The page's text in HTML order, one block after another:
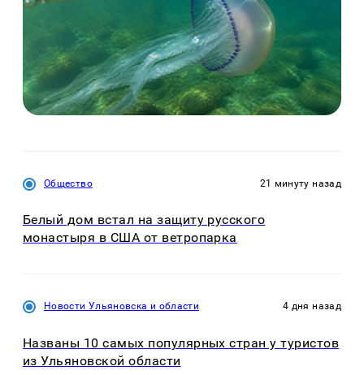
Общество 21 минуту назад
Белый дом встал на защиту русского
монастыря в США от ветропарка
Новости Ульяновска и области 4 дня назад
Названы 10 самых популярных стран у туристов
из Ульяновской области